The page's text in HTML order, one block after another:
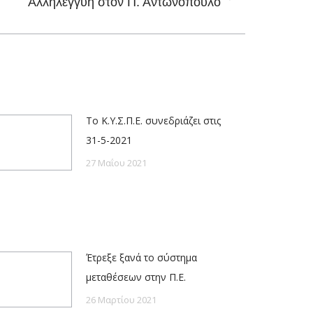
Το Κ.Υ.Σ.Π.Ε. συνεδριάζει στις
31-5-2021
27 Μαΐου 2021
Έτρεξε ξανά το σύστημα
μεταθέσεων στην Π.Ε.
26 Μαρτίου 2021